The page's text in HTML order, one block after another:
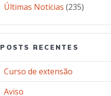
Últimas Notícias (235)
POSTS RECENTES
Curso de extensão
Aviso